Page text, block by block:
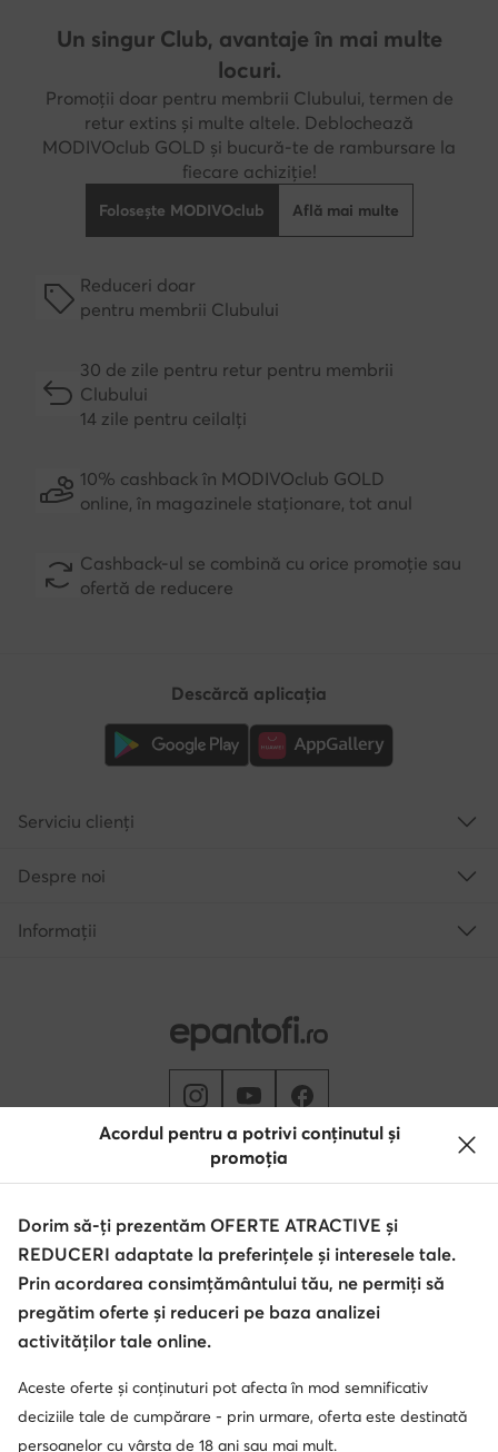
Un singur Club, avantaje în mai multe
locuri.
Promoții doar pentru membrii Clubului, termen de
retur extins și multe altele. Deblochează
MODIVOclub GOLD și bucură-te de rambursare la
fiecare achiziție!
Folosește MODIVOclub Află mai multe
Reduceri doar
pentru membrii Clubului
30 de zile pentru retur pentru membrii
Clubului
14 zile pentru ceilalți
10% cashback în MODIVOclub GOLD
online, în magazinele staționare, tot anul
Cashback-ul se combină cu orice promoție sau
ofertă de reducere
Schimbă țara: Rumunia (RO)
Descărcă aplicația
Serviciu clienți
Despre noi
Informații
© epantofi.ro 2026
Regulament
Modifică setările
Politica de confidențialitate
Protecția datelor
Soluționarea alternativă a litigilor
Acordul pentru a potrivi conținutul și
promoția
Dorim să-ți prezentăm OFERTE ATRACTIVE și
REDUCERI adaptate la preferințele și interesele tale.
Prin acordarea consimțământului tău, ne permiți să
pregătim oferte și reduceri pe baza analizei
activităților tale online.
Aceste oferte și conținuturi pot afecta în mod semnificativ
deciziile tale de cumpărare - prin urmare, oferta este destinată
persoanelor cu vârsta de 18 ani sau mai mult.